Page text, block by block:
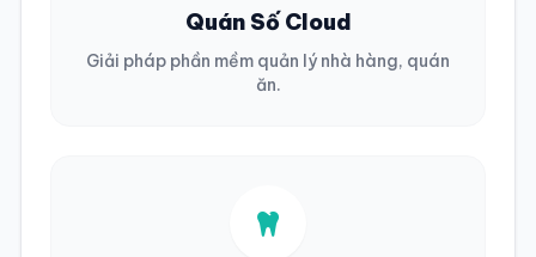
Quán Số Cloud
Giải pháp phần mềm quản lý nhà hàng, quán
ăn.